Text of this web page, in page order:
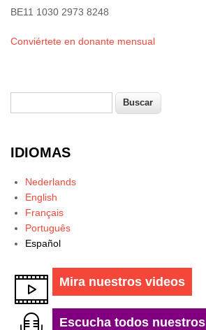
BE11 1030 2973 8248
Conviértete en donante mensual
Formulario de búsqueda
IDIOMAS
Nederlands
English
Français
Português
Español
Mira nuestros videos
Escucha todos